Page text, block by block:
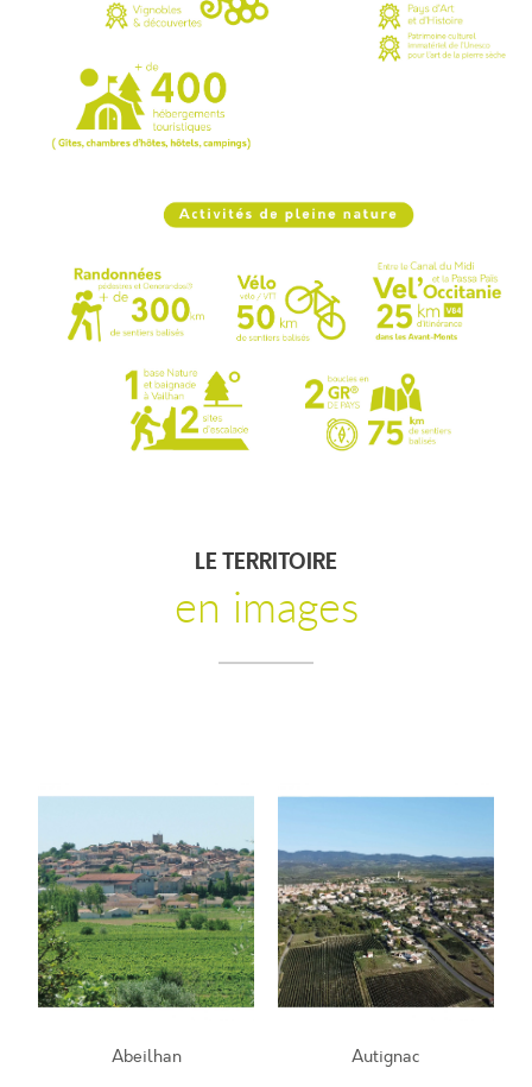
LE TERRITOIRE
en images
Abeilhan Autignac